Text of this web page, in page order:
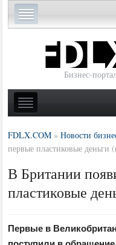
Бизнес-
FDLX.COM »Новости
первые пластиковые деньги
В Британии
пластиковые
Первые в